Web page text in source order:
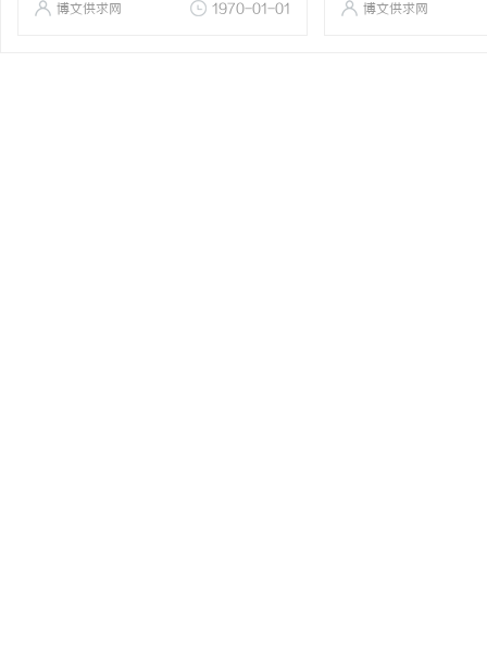
博文供求网 1970-01-01 博文供求网